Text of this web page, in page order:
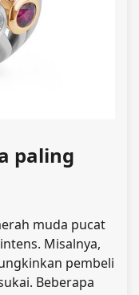
paling
muda pucat
Misalnya,
pembeli
Beberapa